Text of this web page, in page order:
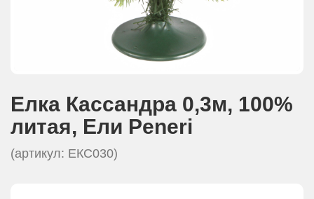
Елка Кассандра 0,3м, 100%
литая, Eли Peneri
(артикул: ЕКС030)